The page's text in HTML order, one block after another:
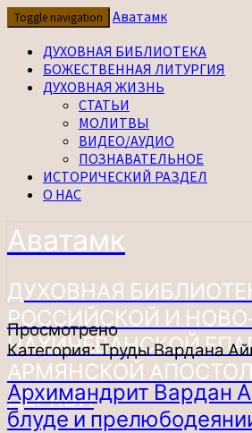
Перейти
к
содержимому
Toggle navigation
Аватамк
ДУХОВНАЯ БИБЛИОТЕКА
БОЖЕСТВЕННАЯ ЛИТУРГИЯ
ДУХОВНАЯ ЖИЗНЬ
СТАТЬИ
МОЛИТВЫ
ВИДЕО/АУДИО
ПОЗНАВАТЕЛЬНОЕ
ИСТОРИЧЕСКИЙ РАЗДЕЛ
О НАС
Аватамк
ДУХОВНАЯ
РОССИЙСКОЙ И
НАХИЧЕВАНСКОЙ
АРМЯНСКОЙ
ЦЕРКВИ
Просмотрено
Категория:Труды Вардана
Архимандрит
Вардан
Айгекци
Архимандрит Вардан
блуде и